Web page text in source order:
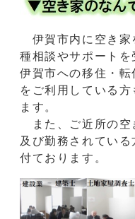
伊賀市内に空き家
種相談やサポートを
伊賀市への移住・転
をご利⽤している
ます。
また、ご近所の空
及び勤務されてい
付ております。